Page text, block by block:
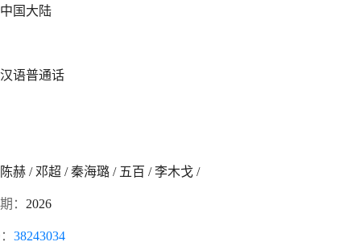
中国大陆
汉语普通话
陈赫 / 邓超 / 秦海璐 / 五百 / 李木戈 /
： 2026
38243034